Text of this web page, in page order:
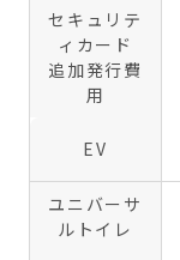
セキュリテ
ィカード
追加発行費
用
EV
ユニバーサ
ルトイレ